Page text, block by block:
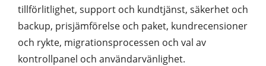
tillförlitlighet, support och kundtjänst, säkerhet och
backup, prisjämförelse och paket, kundrecensioner
och rykte, migrationsprocessen och val av
kontrollpanel och användarvänlighet.